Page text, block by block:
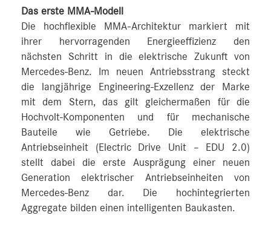
Das erste MMA-Modell
Die hochflexible MMA-Architektur markiert mit
ihrer hervorragenden Energieeffizienz den
nächsten Schritt in die elektrische Zukunft von
Mercedes-Benz. Im neuen Antriebsstrang steckt
die langjährige Engineering-Exzellenz der Marke
mit dem Stern, das gilt gleichermaßen für die
Hochvolt-Komponenten und für mechanische
Bauteile wie Getriebe. Die elektrische
Antriebseinheit (Electric Drive Unit – EDU 2.0)
stellt dabei die erste Ausprägung einer neuen
Generation elektrischer Antriebseinheiten von
Mercedes‑Benz dar. Die hochintegrierten
Aggregate bilden einen intelligenten Baukasten.